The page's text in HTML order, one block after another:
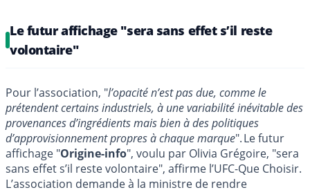
Le futur affichage "sera sans effet s’il reste
volontaire"
Pour l’association, "l’opacité n’est pas due, comme le
prétendent certains industriels, à une variabilité inévitable des
provenances d’ingrédients mais bien à des politiques
d’approvisionnement propres à chaque marque". Le futur
affichage "Origine-info", voulu par Olivia Grégoire, "sera
sans effet s’il reste volontaire", affirme l’UFC-Que Choisir.
L’association demande à la ministre de rendre